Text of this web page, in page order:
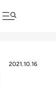
2021.10.16